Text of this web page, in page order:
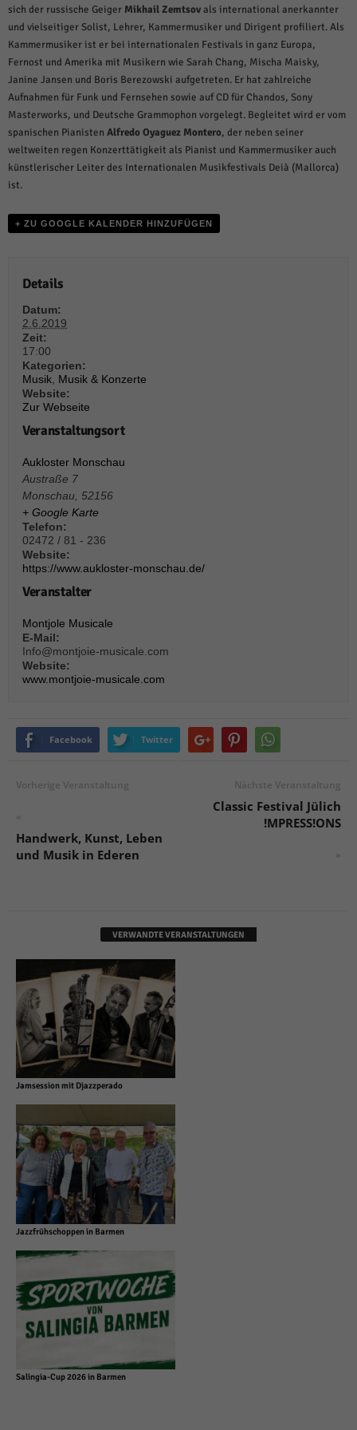
sich der russische Geiger Mikhail Zemtsovals international anerkannter
und vielseitiger Solist, Lehrer, Kammermusiker und Dirigent profiliert. Als
Kammermusiker ist er bei internationalen Festivals in ganz Europa,
Fernost und Amerika mit Musikern wie Sarah Chang, Mischa Maisky,
Janine Jansen und Boris Berezowski aufgetreten. Er hat zahlreiche
Aufnahmen für Funk und Fernsehen sowie auf CD für Chandos, Sony
Masterworks, und Deutsche Grammophon vorgelegt. Begleitet wird er vom
spanischen Pianisten Alfredo Oyaguez Montero, der neben seiner
weltweiten regen Konzerttätigkeit als Pianist und Kammermusiker auch
künstlerischer Leiter des Internationalen Musikfestivals Deià (Mallorca)
ist.
+ ZU GOOGLE KALENDER HINZUFÜGEN
Details
Datum:
2.6.2019
Zeit:
17:00
Kategorien:
Musik Musik & Konzerte
Website:
Zur Webseite
Veranstaltungsort
Aukloster Monschau
Austraße 7
Monschau 52156
+ Google Karte
Telefon:
02472 / 81 - 236
Website:
https://www.aukloster-monschau.de/
Veranstalter
Montjole Musicale
E-Mail:
Info@montjoie-musicale.com
Website:
www.montjoie-musicale.com
Facebook Twitter
Vorherige Veranstaltung
«
Handwerk, Kunst, Leben
und Musik in Ederen
Nächste Veranstaltung
Classic Festival Jülich
!MPRESS!ONS
»
VERWANDTE VERANSTALTUNGEN
Jamsession mit Djazzperado
Jazzfrühschoppen in Barmen
Salingia-Cup 2026 in Barmen
auswählen.
Alle akzeptieren Speichern und weiter
Zurück
Datenschutzeinstellungen
Essenziell (1)
Essenzielle Cookies ermöglichen grundlegende Funktionen und sind für die
einwandfreie Funktion der Website erforderlich.
Cookie-Informationen anzeigen
Statistik Cookies erfassen Informationen anonym. Diese Informationen helfen
Marketing (1)
Marketing-Cookies werden von Drittanbietern oder Publishern verwendet,
um personalisierte Werbung anzuzeigen. Sie tun dies, indem sie Besucher
über Websites hinweg verfolgen.
Cookie-Informationen anzeigen
Externe Medien (6)
Inhalte von Videoplattformen und Social-Media-Plattformen werden
werden, bedarf der Zugriff auf diese Inhalte keiner manuellen Einwilligung
mehr.
powered by Borlabs Cookie